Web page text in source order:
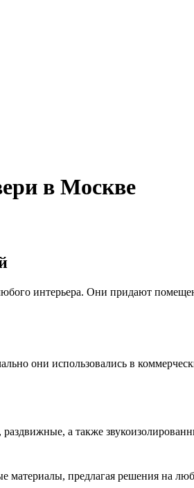
в Москве
интерьера. Они придают
они использовались в
а также
материалы, предлагая решения на